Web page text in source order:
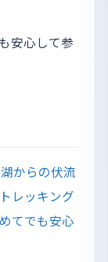
安心して参
からの伏流
レッキング
てでも安心